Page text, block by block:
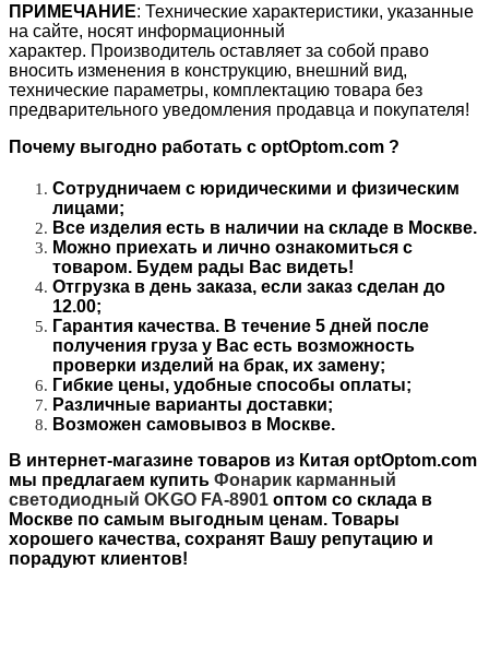
ПРИМЕЧАНИЕ: Технические характеристики, указанные
на сайте, носят информационный
характер. Производитель оставляет за собой право
вносить изменения в конструкцию, внешний вид,
технические параметры, комплектацию товара без
предварительного уведомления продавца и покупателя!
Почему выгодно работать с optOptom.com ?
Сотрудничаем с юридическими и физическим
лицами;
Все изделия есть в наличии на складе в Москве.
Можно приехать и лично ознакомиться с
товаром. Будем рады Вас видеть!
Отгрузка в день заказа, если заказ сделан до
12.00;
Гарантия качества. В течение 5 дней после
получения груза у Вас есть возможность
проверки изделий на брак, их замену;
Гибкие цены, удобные способы оплаты;
Различные варианты доставки;
Возможен самовывоз в Москве.
В интернет-магазине товаров из Китая optOptom.com
мы предлагаем купить Фонарик карманный
светодиодный OKGO FA-8901 оптом со склада в
Москве по самым выгодным ценам. Товары
хорошего качества, сохранят Вашу репутацию и
порадуют клиентов!